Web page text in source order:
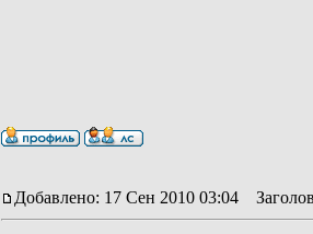
Добавлено: 17 Сен 2010 03:04